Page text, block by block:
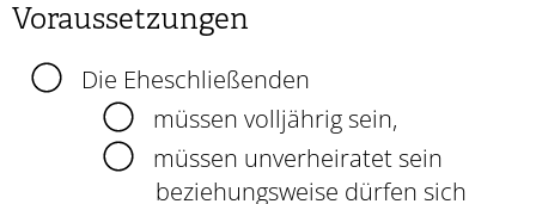
Voraussetzungen
Die Eheschließenden
müssen volljährig sein,
müssen unverheiratet sein
beziehungsweise dürfen sich